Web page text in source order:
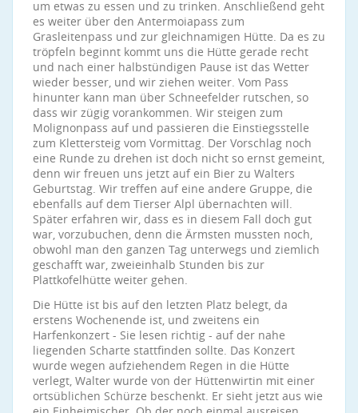
um etwas zu essen und zu trinken. Anschließend geht
es weiter über den Antermoiapass zum
Grasleitenpass und zur gleichnamigen Hütte. Da es zu
tröpfeln beginnt kommt uns die Hütte gerade recht
und nach einer halbstündigen Pause ist das Wetter
wieder besser, und wir ziehen weiter. Vom Pass
hinunter kann man über Schneefelder rutschen, so
dass wir zügig vorankommen. Wir steigen zum
Molignonpass auf und passieren die Einstiegsstelle
zum Klettersteig vom Vormittag. Der Vorschlag noch
eine Runde zu drehen ist doch nicht so ernst gemeint,
denn wir freuen uns jetzt auf ein Bier zu Walters
Geburtstag. Wir treffen auf eine andere Gruppe, die
ebenfalls auf dem Tierser Alpl übernachten will.
Später erfahren wir, dass es in diesem Fall doch gut
war, vorzubuchen, denn die Ärmsten mussten noch,
obwohl man den ganzen Tag unterwegs und ziemlich
geschafft war, zweieinhalb Stunden bis zur
Plattkofelhütte weiter gehen.
Die Hütte ist bis auf den letzten Platz belegt, da
erstens Wochenende ist, und zweitens ein
Harfenkonzert - Sie lesen richtig - auf der nahe
liegenden Scharte stattfinden sollte. Das Konzert
wurde wegen aufziehendem Regen in die Hütte
verlegt, Walter wurde von der Hüttenwirtin mit einer
ortsüblichen Schürze beschenkt. Er sieht jetzt aus wie